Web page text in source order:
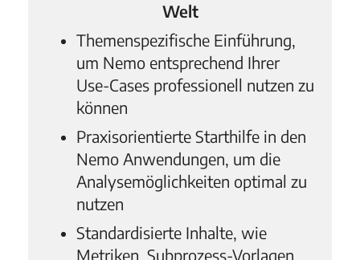
Welt
Themenspezifische Einführung,
um Nemo entsprechend Ihrer
Use-Cases professionell nutzen zu
können
Praxisorientierte Starthilfe in den
Nemo Anwendungen, um die
Analysemöglichkeiten optimal zu
nutzen
Standardisierte Inhalte, wie
Metriken, Subprozess-Vorlagen